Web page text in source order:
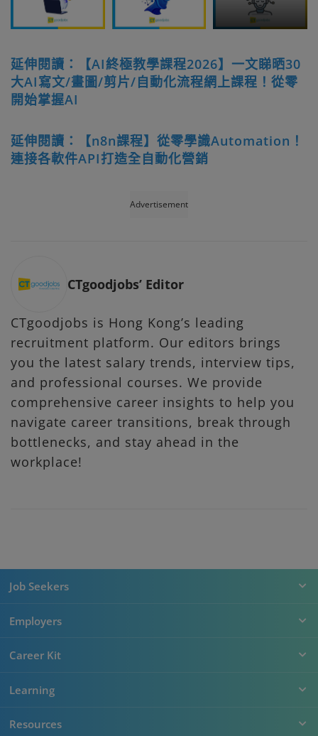
延伸閱讀：【AI終極教學課程2026】一文睇晒30
大AI寫文/畫圖/剪片/自動化流程網上課程！從零
開始掌握AI
延伸閱讀：【n8n課程】從零學識Automation！
連接各軟件API打造全自動化營銷
Advertisement
CTgoodjobs’ Editor
CTgoodjobs is Hong Kong’s leading
recruitment platform. Our editors brings
you the latest salary trends, interview tips,
and professional courses. We provide
comprehensive career insights to help you
navigate career transitions, break through
bottlenecks, and stay ahead in the
workplace!
Job Seekers
Employers
Career Kit
Learning
Resources